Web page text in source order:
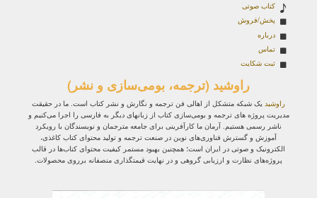
کتاب صوتی
پخش/فروش
درباره
تماس
ثبت شکایت
راوشید (ترجمه، بومی‌سازی و نشر)
راوشید یک شبکه متشکل از اهالی فن ترجمه و نگارش و نشر کتاب است. ما در حقیقت
مدیریت پروژه‌ های ترجمه و بومی‌سازی کتاب از زبانهای دیگر به فارسی را اجرا می‌کنیم و
ناشر رسمی هستیم. آرمان ما کارآفرینی برای جامعه مترجمان و نویسندگان با رویکرد
آموزش و گسترش فناوری‌های نوین در صنعت ترجمه و تولید محتوای کتاب کاغذی،
الکترونیک و صوتی در ایران است؛ همچنین بهبود مستمر کیفیت محتوای کتاب‌ها در قالب
پروژه‌های نظارت و ارزیابی گروهی و در نهایت قیمتگذاری منصفانه برروی محصولات.